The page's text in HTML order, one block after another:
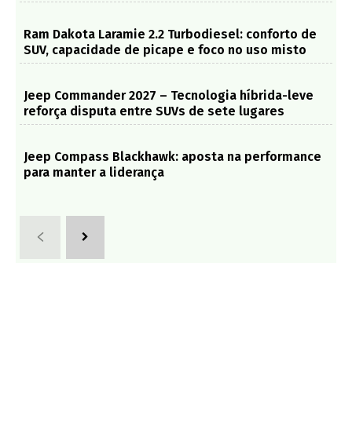
Ram Dakota Laramie 2.2 Turbodiesel: conforto de
SUV, capacidade de picape e foco no uso misto
Jeep Commander 2027 – Tecnologia híbrida-leve
reforça disputa entre SUVs de sete lugares
Jeep Compass Blackhawk: aposta na performance
para manter a liderança